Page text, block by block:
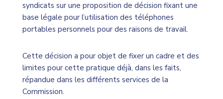
syndicats sur une proposition de décision fixant une
base légale pour l’utilisation des téléphones
portables personnels pour des raisons de travail.
Cette décision a pour objet de fixer un cadre et des
limites pour cette pratique déjà, dans les faits,
répandue dans les différents services de la
Commission.